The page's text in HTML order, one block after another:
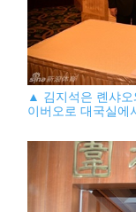
▲ 김지석은 롄샤오
이버오로 대국실에